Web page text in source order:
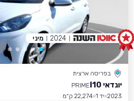
בפריסה ארצית
יונדאי I10
PRIME
2023 יד 1
22,274 ק״מ
2024 מיני